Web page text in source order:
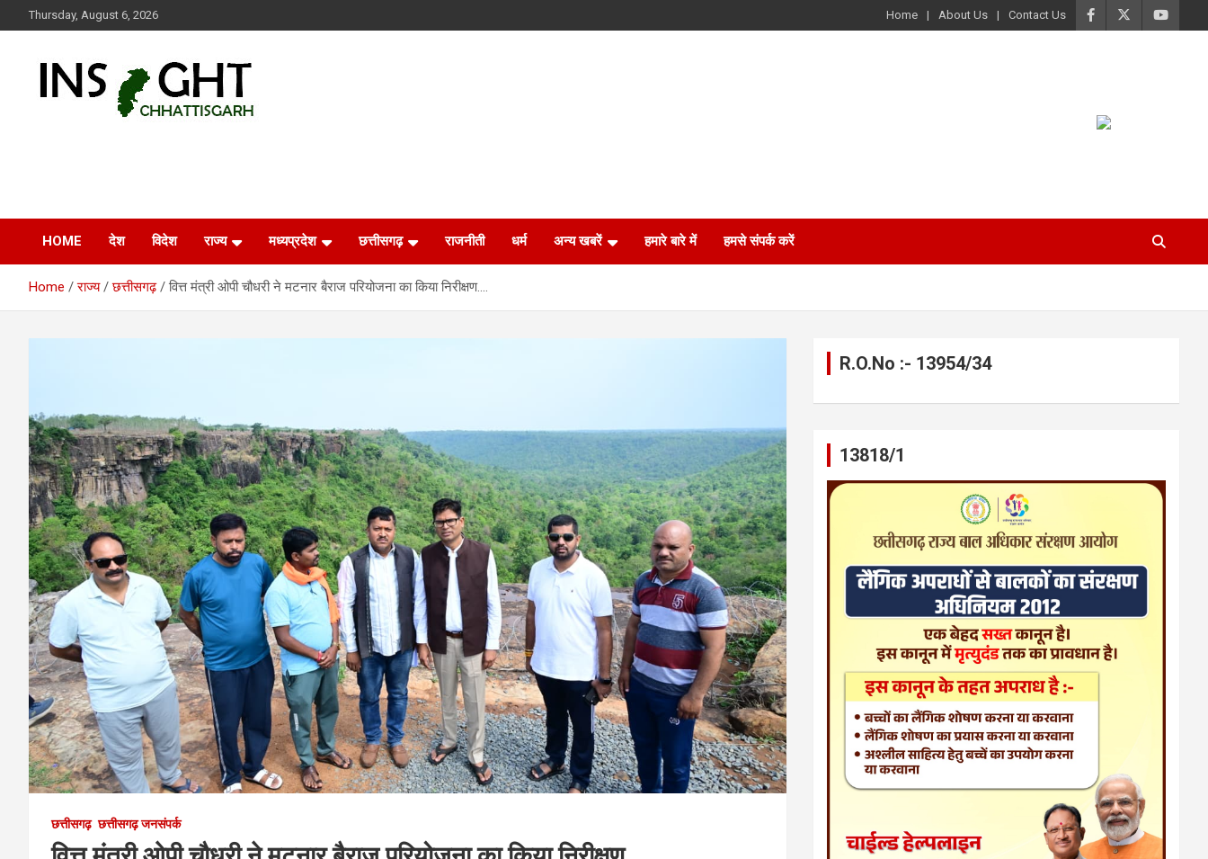
to
Thursday, August 6, 2026 Home About Us Contact Us
HOME देश विदेश राज्य मध्यप्रदेश छत्तीसगढ़ राजनीती धर्म अन्य खबरें हमारे बारे में हमसे संपर्क करें
Home राज्य छत्तीसगढ़ वित्त मंत्री ओपी चौधरी ने मटनार बैराज परियोजना का किया निरीक्षण….
छत्तीसगढ़ छत्तीसगढ़ जनसंपर्क
R.O.No :- 13954/34
13818/1